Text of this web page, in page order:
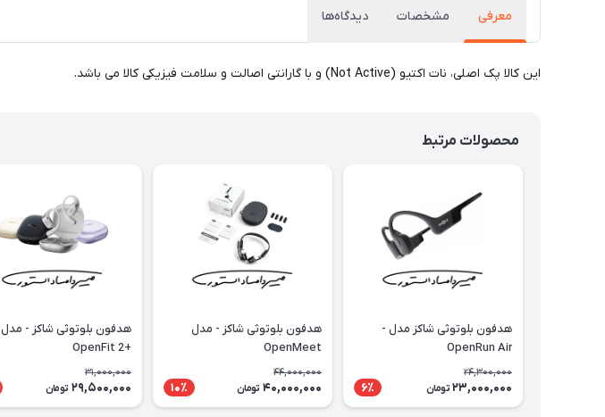
معرفی مشخصات دیدگاه‌ها
این کالا پک اصلی، نات اکتیو (Not Active) و با گارانتی اصالت و سلامت فیزیکی کالا می باشد.
محصولات مرتبط
هدفون بلوتوثی شاکز مدل -
OpenRun Air
24,300,000
23,000,000 تومان 6٪
هدفون بلوتوثی شاکز - مدل
OpenMeet
44,000,000
40,000,000 تومان 10٪
هدفون بلوتوثی شاکز - مدل
+OpenFit 2
31,000,000
29,500,000 تومان